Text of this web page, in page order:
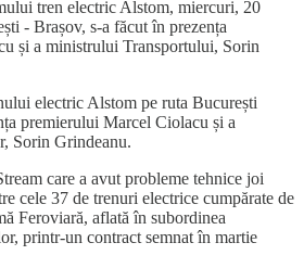
tren electric Alstom, miercuri, 20
- Brașov, s-a făcut în prezența
și a ministrului Transportului, Sorin
electric Alstom pe ruta București
premierului Marcel Ciolacu și a
Sorin Grindeanu.
care a avut probleme tehnice joi
cele 37 de trenuri electrice cumpărate de
Feroviară, aflată în subordinea
printr-un contract semnat în martie